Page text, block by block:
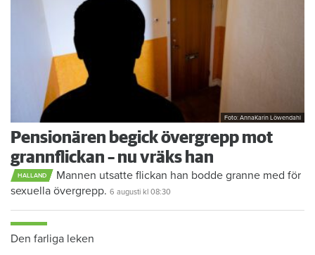
Foto: AnnaKarin Löwendahl
Pensionären begick övergrepp mot
grannflickan – nu vräks han
HALLAND
Mannen utsatte flickan han bodde granne med för
sexuella övergrepp. 6 augusti kl 08:30
Den farliga leken